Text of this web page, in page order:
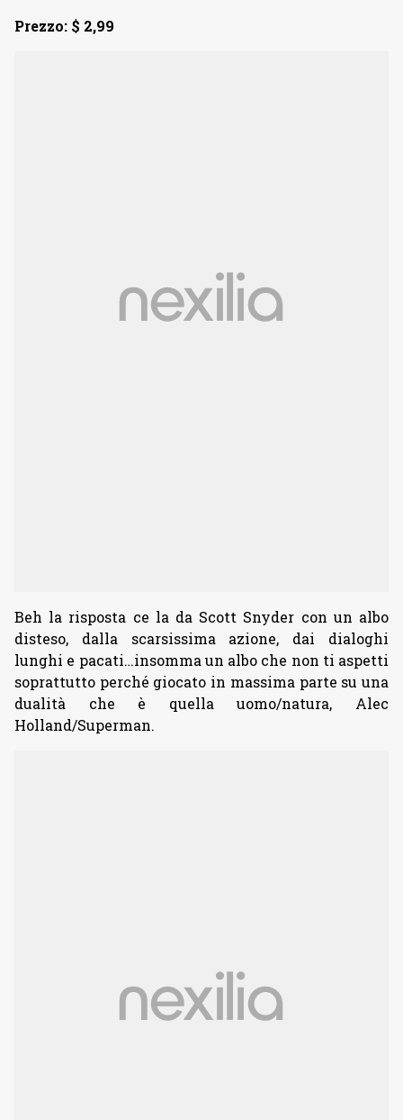
Prezzo: $ 2,99
Beh la risposta ce la da Scott Snyder con un albo
disteso, dalla scarsissima azione, dai dialoghi
lunghi e pacati…insomma un albo che non ti aspetti
soprattutto perché giocato in massima parte su una
dualità che è quella uomo/natura, Alec
Holland/Superman.